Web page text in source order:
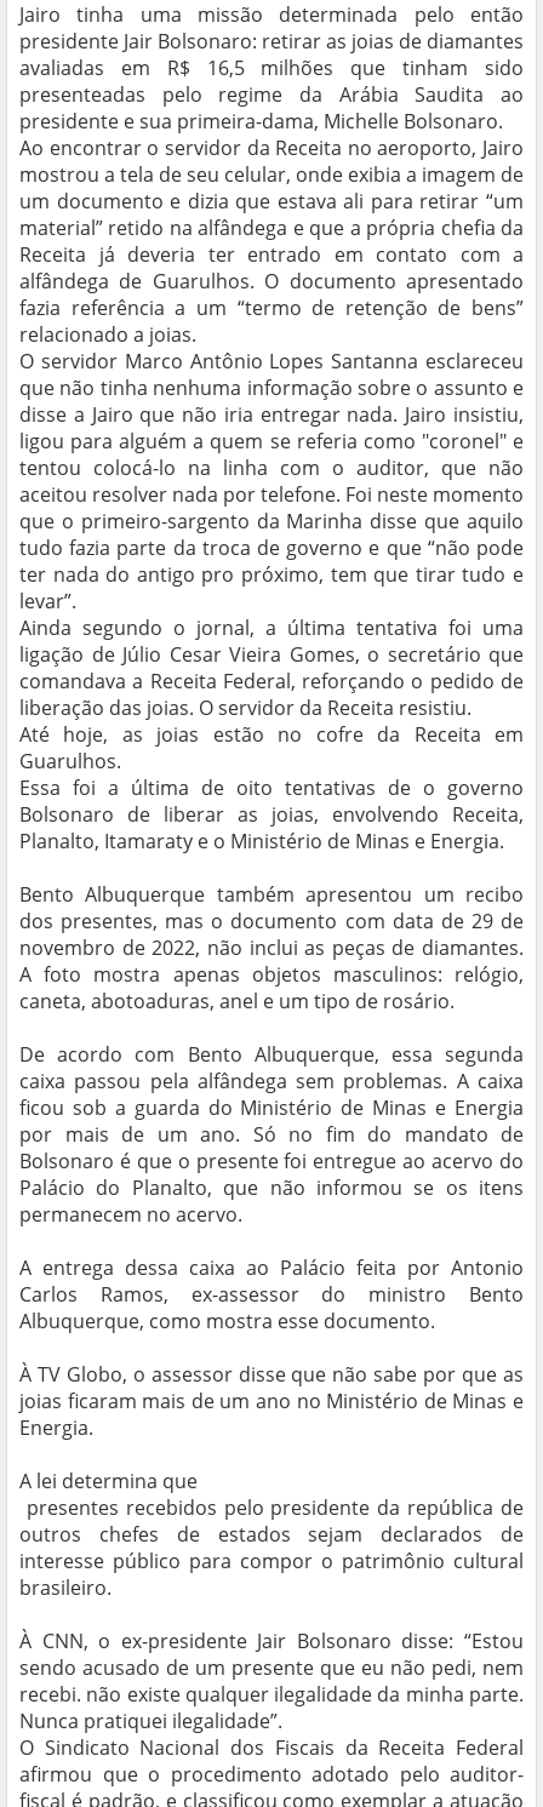
Jairo tinha uma missão determinada pelo então
presidente Jair Bolsonaro: retirar as joias de diamantes
avaliadas em R$ 16,5 milhões que tinham sido
presenteadas pelo regime da Arábia Saudita ao
presidente e sua primeira-dama, Michelle Bolsonaro.
Ao encontrar o servidor da Receita no aeroporto, Jairo
mostrou a tela de seu celular, onde exibia a imagem de
um documento e dizia que estava ali para retirar “um
material” retido na alfândega e que a própria chefia da
Receita já deveria ter entrado em contato com a
alfândega de Guarulhos. O documento apresentado
fazia referência a um “termo de retenção de bens”
relacionado a joias.
O servidor Marco Antônio Lopes Santanna esclareceu
que não tinha nenhuma informação sobre o assunto e
disse a Jairo que não iria entregar nada. Jairo insistiu,
ligou para alguém a quem se referia como "coronel" e
tentou colocá-lo na linha com o auditor, que não
aceitou resolver nada por telefone. Foi neste momento
que o primeiro-sargento da Marinha disse que aquilo
tudo fazia parte da troca de governo e que “não pode
ter nada do antigo pro próximo, tem que tirar tudo e
levar”.
Ainda segundo o jornal, a última tentativa foi uma
ligação de Júlio Cesar Vieira Gomes, o secretário que
comandava a Receita Federal, reforçando o pedido de
liberação das joias. O servidor da Receita resistiu.
Até hoje, as joias estão no cofre da Receita em
Guarulhos.
Essa foi a última de oito tentativas de o governo
Bolsonaro de liberar as joias, envolvendo Receita,
Planalto, Itamaraty e o Ministério de Minas e Energia.
Bento Albuquerque também apresentou um recibo
dos presentes, mas o documento com data de 29 de
novembro de 2022, não inclui as peças de diamantes.
A foto mostra apenas objetos masculinos: relógio,
caneta, abotoaduras, anel e um tipo de rosário.
De acordo com Bento Albuquerque, essa segunda
caixa passou pela alfândega sem problemas. A caixa
ficou sob a guarda do Ministério de Minas e Energia
por mais de um ano. Só no fim do mandato de
Bolsonaro é que o presente foi entregue ao acervo do
Palácio do Planalto, que não informou se os itens
permanecem no acervo.
A entrega dessa caixa ao Palácio feita por Antonio
Carlos Ramos, ex-assessor do ministro Bento
Albuquerque, como mostra esse documento.
À TV Globo, o assessor disse que não sabe por que as
joias ficaram mais de um ano no Ministério de Minas e
Energia.
A lei determina que
presentes recebidos pelo presidente da república de
outros chefes de estados sejam declarados de
interesse público para compor o patrimônio cultural
brasileiro.
À CNN, o ex-presidente Jair Bolsonaro disse: “Estou
sendo acusado de um presente que eu não pedi, nem
recebi. não existe qualquer ilegalidade da minha parte.
Nunca pratiquei ilegalidade”.
O Sindicato Nacional dos Fiscais da Receita Federal
afirmou que o procedimento adotado pelo auditor-
fiscal é padrão, e classificou como exemplar a atuação